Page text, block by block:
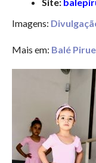
Imagens:
Mais em: Balé